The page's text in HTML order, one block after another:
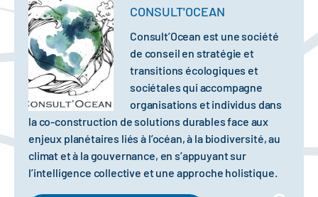
CONSULT'OCEAN
Consult’Ocean est une société
de conseil en stratégie et
transitions écologiques et
sociétales qui accompagne
organisations et individus dans
la co-construction de solutions durables face aux
enjeux planétaires liés à l’océan, à la biodiversité, au
climat et à la gouvernance, en s’appuyant sur
l’intelligence collective et une approche holistique.